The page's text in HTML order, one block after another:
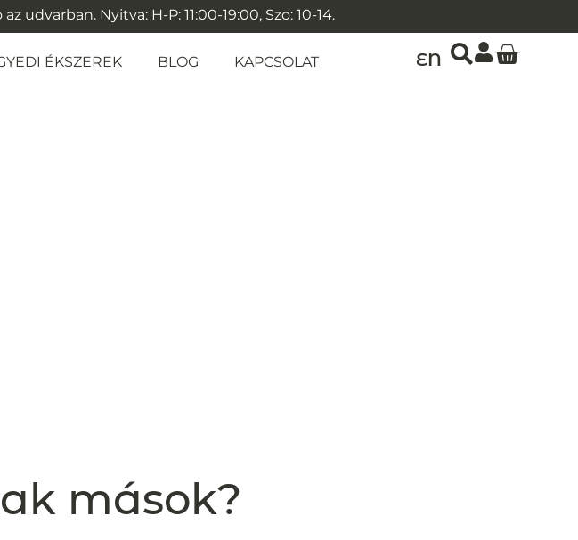
udvarban. Nyitva: H-P: 11:00-19:00, Szo: 10-14.
ÉKSZEREK BLOG KAPCSOLAT EN
mások?